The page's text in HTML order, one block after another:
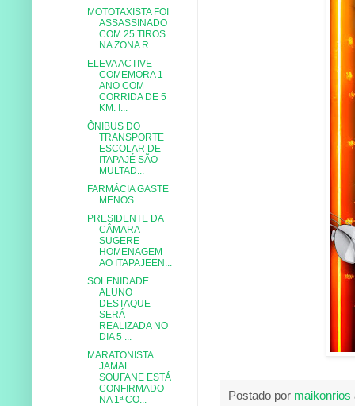
Postado por maikonrios
MOTOTAXISTA FOI
ASSASSINADO
COM 25 TIROS
NA ZONA R...
ELEVA ACTIVE
COMEMORA 1
ANO COM
CORRIDA DE 5
KM: I...
ÔNIBUS DO
TRANSPORTE
ESCOLAR DE
ITAPAJÉ SÃO
MULTAD...
FARMÁCIA GASTE
MENOS
PRESIDENTE DA
CÂMARA
SUGERE
HOMENAGEM
AO ITAPAJEEN...
SOLENIDADE
ALUNO
DESTAQUE
SERÁ
REALIZADA NO
DIA 5 ...
MARATONISTA
JAMAL
SOUFANE ESTÁ
CONFIRMADO
NA 1ª CO...